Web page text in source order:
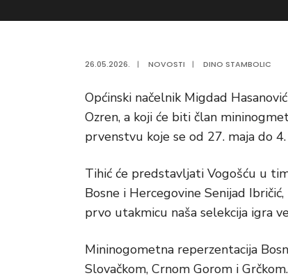
26.05.2026. | NOVOSTI | DINO STAMBOLIC
Općinski načelnik Migdad
Ozren, a koji će biti član
prvenstvu koje se od 27. maja do
Tihić će predstavljati Vogošću u
Bosne i Hercegovine Senijad
prvo utakmicu naša selekcija igra
Mininogometna reperzentacija
Slovačkom, Crnom Gorom i Grčkom.